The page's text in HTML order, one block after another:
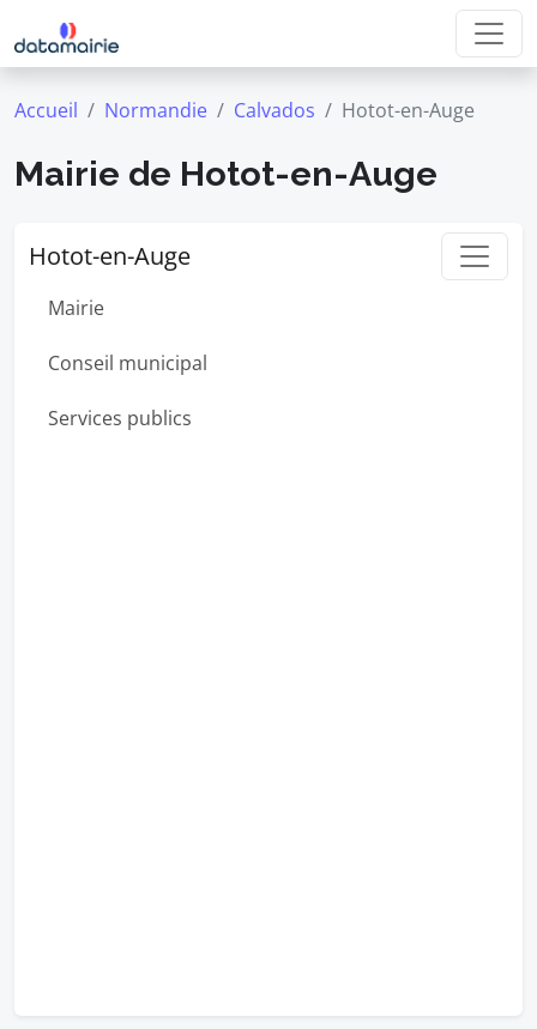
Accueil Normandie Calvados Hotot-en-Auge
Mairie de Hotot-en-Auge
Hotot-en-Auge
Mairie
Conseil municipal
Services publics